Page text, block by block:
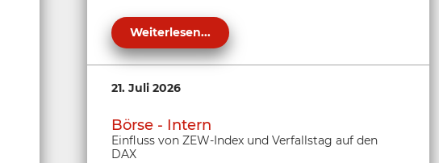
Weiterlesen...
21. Juli 2026
Börse - Intern
Einfluss von ZEW-Index und Verfallstag auf den
DAX